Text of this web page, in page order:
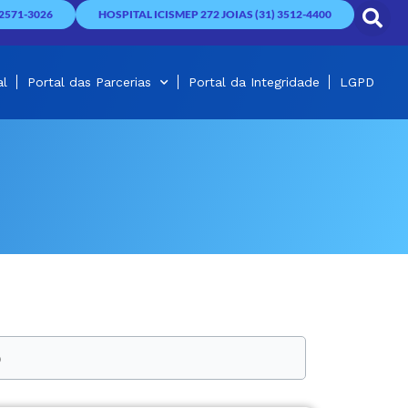
3026 HOSPITAL ICISMEP 272 JOIAS (31) 3512-4400
Portal das Parcerias Portal da Integridade LGPD